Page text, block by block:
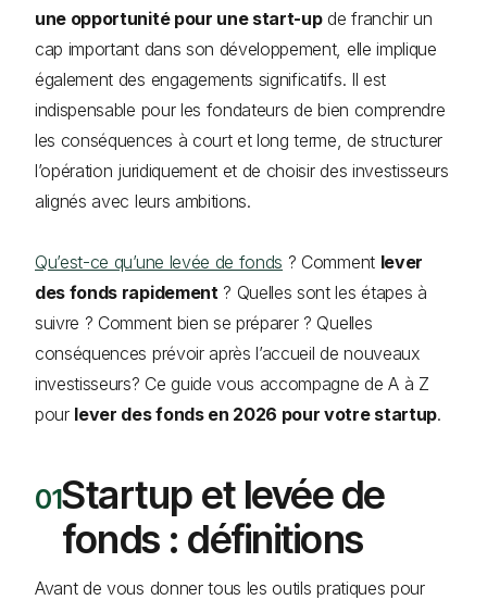
une opportunité pour une start-upde franchir un
cap important dans son développement, elle implique
également des engagements significatifs. Il est
indispensable pour les fondateurs de bien comprendre
les conséquences à court et long terme, de structurer
l’opération juridiquement et de choisir des investisseurs
alignés avec leurs ambitions.
Qu’est-ce qu’une levée de fonds ? Comment lever
des fonds rapidement ? Quelles sont les étapes à
suivre ? Comment bien se préparer ? Quelles
conséquences prévoir après l’accueil de nouveaux
investisseurs? Ce guide vous accompagne de A à Z
pour lever des fonds en 2026 pour votre startup.
Startup et levée de
fonds : définitions
Avant de vous donner tous les outils pratiques pour